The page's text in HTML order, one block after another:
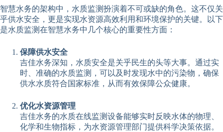
智慧水务的架构中，水质监测扮演着不可或缺的角色。这不仅关
乎供水安全，更是实现水资源高效利用和环境保护的关键。以下
是水质监测在智慧水务中几个核心的重要性方面：
保障供水安全
吉佳水务深知，水质安全是关乎民生的头等大事。通过实
时、准确的水质监测，可以及时发现水中的污染物，确保
供水水质符合国家标准，从而有效保障公众健康。
优化水资源管理
吉佳水务的水质在线监测设备能够实时反映水体的物理、
化学和生物指标，为水资源管理部门提供科学决策依据。